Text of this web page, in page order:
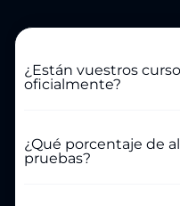
¿Están vuestros
oficialmente?
¿Qué porcentaje de
pruebas?